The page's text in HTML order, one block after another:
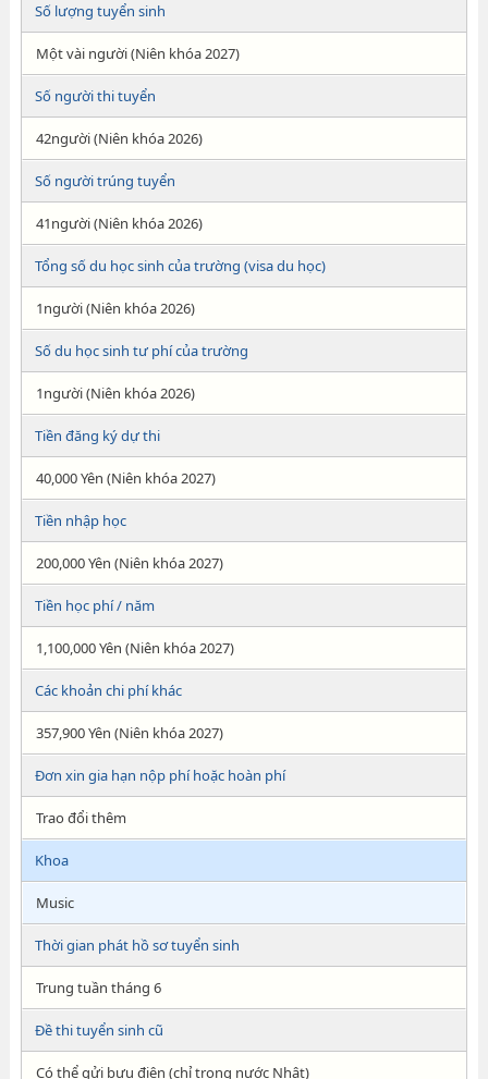
Số lượng tuyển sinh
Một vài người (Niên khóa 2027)
Số người thi tuyển
42người (Niên khóa 2026)
Số người trúng tuyển
41người (Niên khóa 2026)
Tổng số du học sinh của trường (visa du học)
1người (Niên khóa 2026)
Số du học sinh tư phí của trường
1người (Niên khóa 2026)
Tiền đăng ký dự thi
40,000 Yên (Niên khóa 2027)
Tiền nhập học
200,000 Yên (Niên khóa 2027)
Tiền học phí / năm
1,100,000 Yên (Niên khóa 2027)
Các khoản chi phí khác
357,900 Yên (Niên khóa 2027)
Đơn xin gia hạn nộp phí hoặc hoàn phí
Trao đổi thêm
Khoa
Music
Thời gian phát hồ sơ tuyển sinh
Trung tuần tháng 6
Đề thi tuyển sinh cũ
Có thể gửi bưu điện (chỉ trong nước Nhật)